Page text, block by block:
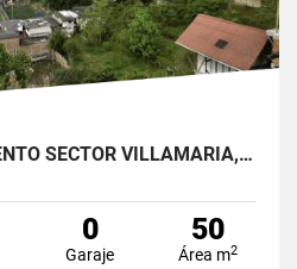
ARRIENDO APARTAMENTO SECTOR VILLAMARÍA, CALDAS
0
Garaje
50
Área m2